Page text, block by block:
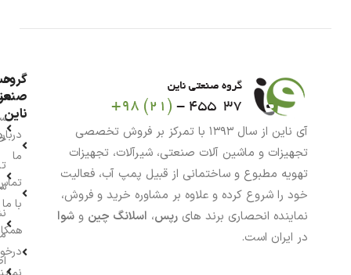
آی ناین از سال ۱۳۹۳ با تمرکز بر فروش تخصصی
تجهیزات و ماشین آلات صنعتی، شیرآلات، تجهیزات
تهویه مطبوع و ساختمانی از قبیل پمپ آب، فعالیت
خود را شروع کرده و علاوه بر مشاوره خرید و فروش،
نماینده انحصاری برند های رپس، اسلانگ چین و شوا
در ایران است.
گروه
ناین
ما
با ما